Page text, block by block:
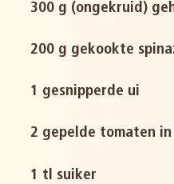
300 g (ongekruid)
200 g gekookte
1 gesnipperde ui
2 gepelde tomaten
1 tl suiker